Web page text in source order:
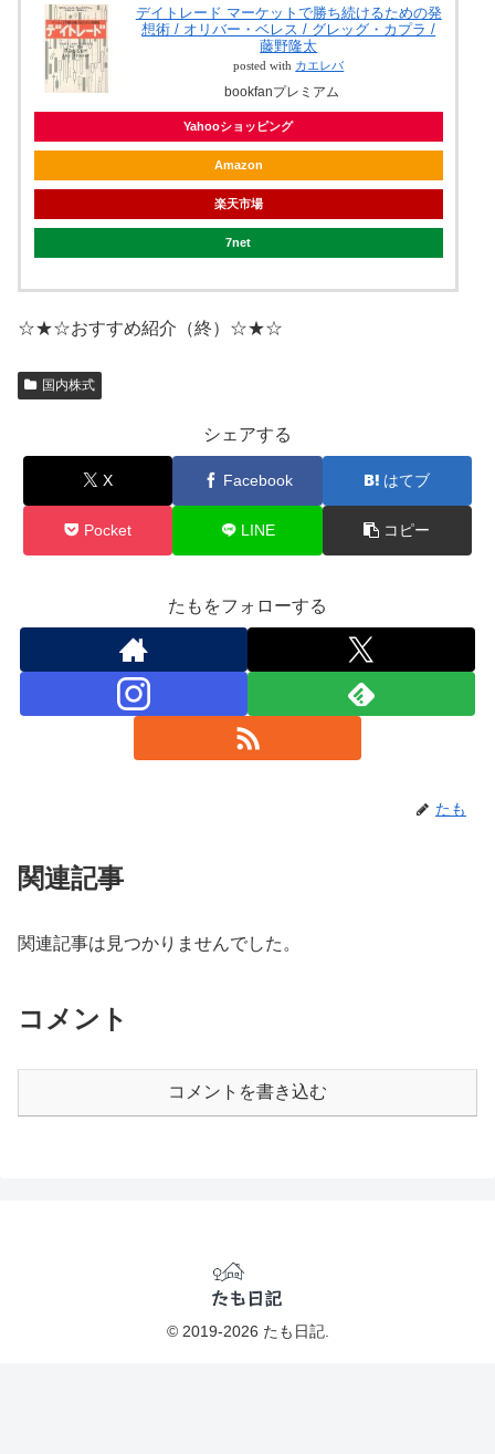
デイトレード マーケットで勝ち続けるための発
想術 / オリバー・ベレス / グレッグ・カプラ /
藤野隆太
posted with カエレバ
bookfanプレミアム
Yahooショッピング
Amazon
楽天市場
7net
☆★☆おすすめ紹介（終）☆★☆
国内株式
シェアする
X Facebook はてブ
Pocket LINE コピー
たもをフォローする
たも
関連記事
関連記事は見つかりませんでした。
コメント
コメントを書き込む
© 2019-2026 たも日記.